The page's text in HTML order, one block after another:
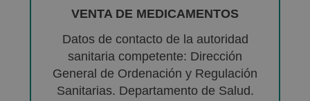
VENTA DE MEDICAMENTOS
Datos de contacto de la autoridad
sanitaria competente: Dirección
General de Ordenación y Regulación
Sanitarias. Departamento de Salud.